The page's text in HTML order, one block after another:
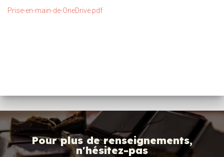
Prise-en-main-de-OneDrive.pdf
Pour plus de renseignements,
n'hésitez-pas